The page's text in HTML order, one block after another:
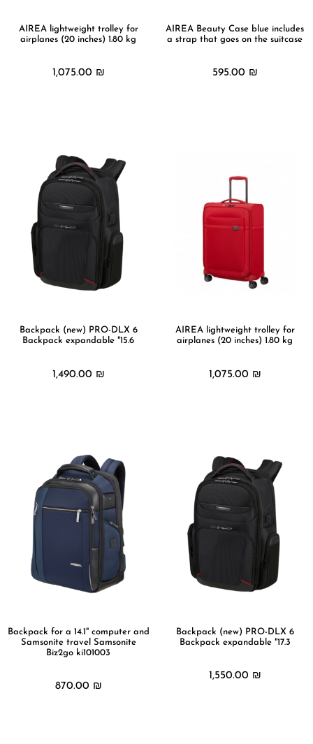
AIREA Beauty Case blue includes
a strap that goes on the suitcase
595.00 ₪
AIREA lightweight trolley for
airplanes (20 inches) 1.80 kg
1,075.00 ₪
AIREA lightweight trolley for
airplanes (20 inches) 1.80 kg
1,075.00 ₪
Backpack (new) PRO-DLX 6
Backpack expandable "15.6
1,490.00 ₪
Backpack (new) PRO-DLX 6
Backpack expandable "17.3
1,550.00 ₪
Backpack for a 14.1" computer and
Samsonite travel Samsonite
Biz2go ki101003
870.00 ₪